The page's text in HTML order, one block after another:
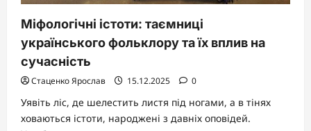
Міфологічні істоти: таємниці
українського фольклору та їх вплив на
сучасність
Стаценко Ярослав 15.12.2025 0
Уявіть ліс, де шелестить листя під ногами, а в тінях
ховаються істоти, народжені з давніх оповідей.